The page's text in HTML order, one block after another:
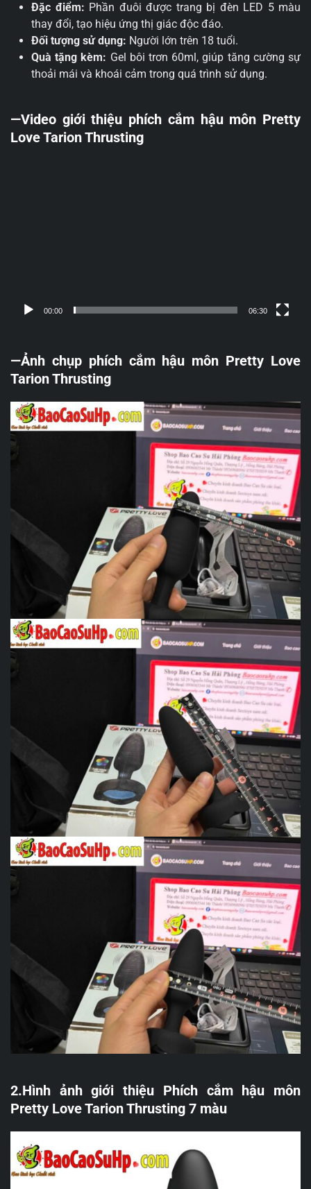
Đặc điểm: Phần đuôi được trang bị đèn LED 5 màu
thay đổi, tạo hiệu ứng thị giác độc đáo.
Đối tượng sử dụng: Người lớn trên 18 tuổi.
Quà tặng kèm: Gel bôi trơn 60ml, giúp tăng cường sự
thoải mái và khoái cảm trong quá trình sử dụng.
—Video giới thiệu phích cắm hậu môn Pretty
Love Tarion Thrusting
00:00 06:30
—Ảnh chụp phích cắm hậu môn Pretty Love
Tarion Thrusting
2.Hình ảnh giới thiệu Phích cắm hậu môn
Pretty Love Tarion Thrusting 7 màu